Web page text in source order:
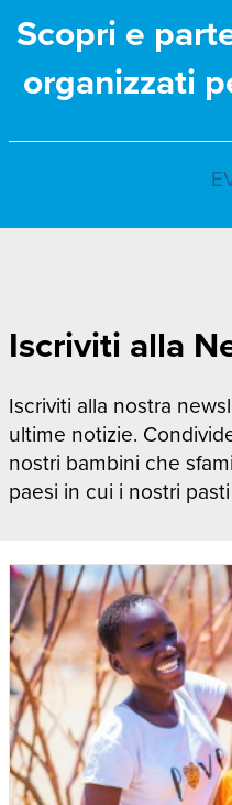
Scopri e
organizzati
Iscriviti alla
Iscriviti alla nostra
ultime notizie.
nostri bambini che
paesi in cui i nostri